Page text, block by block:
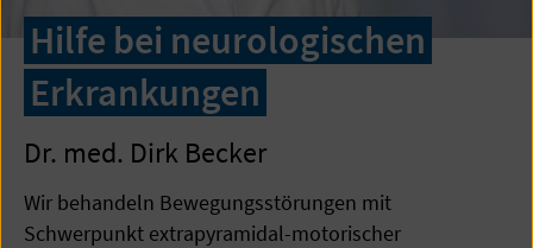
Hilfe bei neurologischen
Erkrankungen
Dr. med. Dirk Becker
Wir behandeln Bewegungsstörungen mit
Schwerpunkt extrapyramidal-motorischer